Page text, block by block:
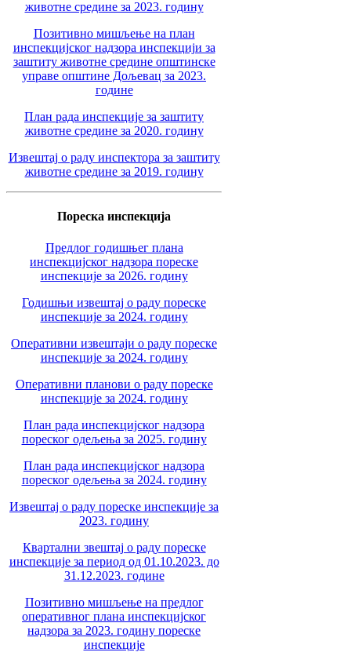
животне средине за 2023. годину
Позитивно мишљење на план
инспекцијског надзора инспекцији за
заштиту животне средине општинске
управе општине Дољевац за 2023.
године
План рада инспекције за заштиту
животне средине за 2020. годину
Извештај о раду инспектора за заштиту
животне средине за 2019. годину
Пореска инспекција
Предлог годишњег плана
инспекцијског надзора пореске
инспекције за 2026. годину
Годишњи извештај о раду пореске
инспекције за 2024. годину
Оперативни извештаји о раду пореске
инспекције за 2024. годину
Оперативни планови о раду пореске
инспекције за 2024. годину
План рада инспекцијског надзора
пореског одељења за 2025. годину
План рада инспекцијског надзора
пореског одељења за 2024. годину
Извештај о раду пореске инспекције за
2023. годину
Квартални звештај о раду пореске
инспекције за период од 01.10.2023. до
31.12.2023. године
Позитивно мишљење на предлог
оперативног плана инспекцијског
надзора за 2023. годину пореске
инспекције